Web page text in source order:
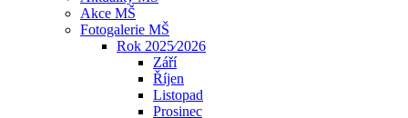
Akce MŠ
Fotogalerie MŠ
Rok 2025⁄2026
Září
Říjen
Listopad
Prosinec